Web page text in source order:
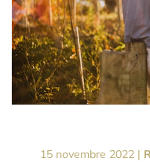
15 novembre 2022 |